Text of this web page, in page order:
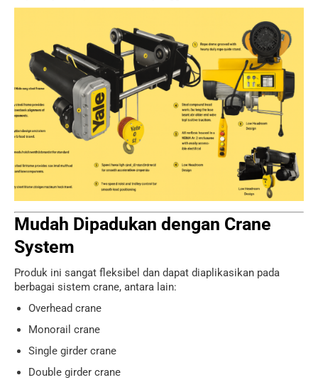
Mudah Dipadukan dengan Crane
System
Produk ini sangat fleksibel dan dapat diaplikasikan pada
berbagai sistem crane, antara lain:
Overhead crane
Monorail crane
Single girder crane
Double girder crane